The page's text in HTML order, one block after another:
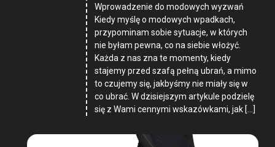
Wprowadzenie do modowych wyzwań
Kiedy myślę o modowych wpadkach,
przypominam sobie sytuacje, w których
nie byłam pewna, co na siebie włożyć.
Każda z nas zna te momenty, kiedy
stajemy przed szafą pełną ubrań, a mimo
to czujemy się, jakbyśmy nie miały się w
co ubrać. W dzisiejszym artykule podzielę
się z Wami cennymi wskazówkami, jak […]